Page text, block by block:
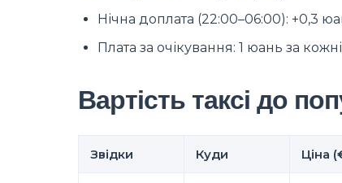
Нічна доплата (22:00–06:00): +0,3
Плата за очікування: 1 юань за
Вартість таксі до
Звідки Куди Ціна